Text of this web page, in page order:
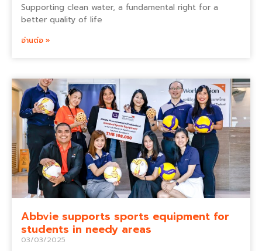
Supporting clean water, a fundamental right for a
better quality of life
อ่านต่อ »
Abbvie supports sports equipment for
students in needy areas
03/03/2025